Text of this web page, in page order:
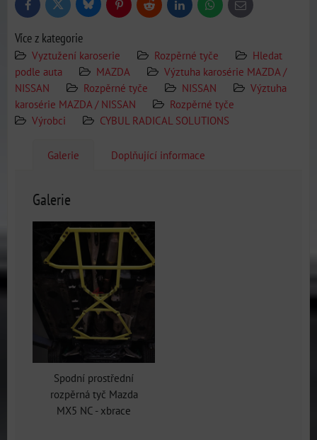
FacebookTwitter BlueskyPinterestReddit LinkedInWhatsApp
E-
mail
Více z kategorie
Vyztužení karoserie Rozpěrné tyče
Hledat
podle auta
MAZDA
Výztuha karosérie MAZDA /
NISSAN
Rozpěrné tyče NISSAN
Výztuha
karosérie MAZDA / NISSAN
Rozpěrné tyče
Výrobci
CYBUL RADICAL SOLUTIONS
Galerie Doplňující informace
Galerie
Spodní prostřední
rozpěrná tyč Mazda
MX5 NC - xbrace